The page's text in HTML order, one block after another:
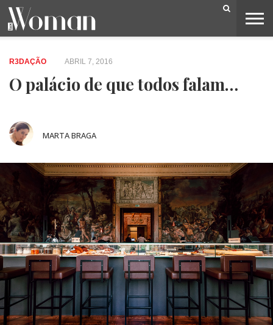
BELEZA
CAPA
LIFESTYLE
MODA
OPINIÃO
PESSOAS
SOCIEDADE
VIDEOS
R3DAÇÃO ABRIL 7, 2016
O palácio de que todos falam…
MARTA BRAGA